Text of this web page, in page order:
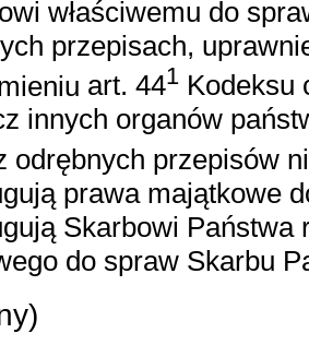
właściwemu do
przepisach,
art. 441 Kodeksu
innych organów
odrębnych przepisów
prawa majątkowe
Skarbowi
do spraw Skarbu